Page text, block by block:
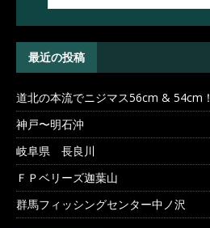
最近の投稿
道北の本流でニジマス56cm & 54cm！
神戸〜明石沖
岐阜県 長良川
ＦＰベリーズ迦葉山
群馬フィッシングセンター中ノ沢